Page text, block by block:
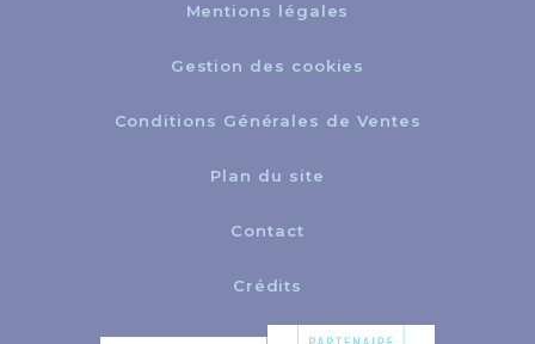
Mentions légales
Gestion des cookies
Conditions Générales de Ventes
Plan du site
Contact
Crédits